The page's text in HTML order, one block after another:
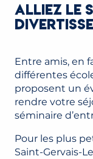
ALLIEZ LE
Entre amis, en
différentes
proposent un
rendre votre
séminaire
Pour les plus
Saint-Gervais-